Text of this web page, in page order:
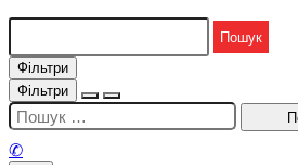
Фільтри
Фільтри
✆